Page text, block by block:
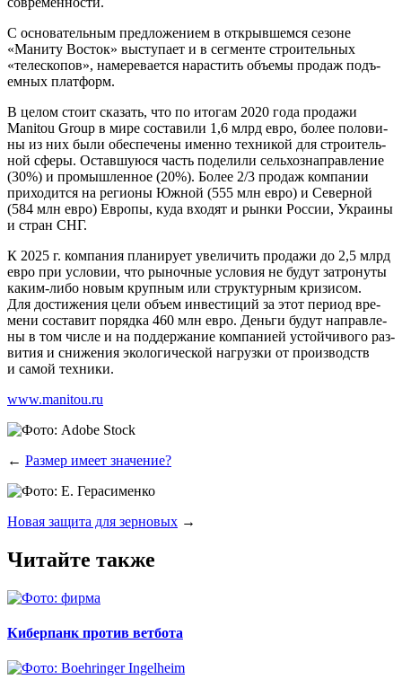
С осно­ва­тель­ным пред­ло­же­ни­ем в открыв­шем­ся сезоне
«Мани­ту Восток» высту­па­ет и в сег­мен­те стро­и­тель­ных
«теле­ско­пов», наме­ре­ва­ет­ся нарас­тить объ­е­мы про­даж подъ­
ем­ных платформ.
В целом сто­ит ска­зать, что по ито­гам 2020 года про­да­жи
Manitou Group в мире соста­ви­ли 1,6 млрд евро, более поло­ви­
ны из них были обес­пе­че­ны имен­но тех­ни­кой для стро­и­тель­
ной сфе­ры. Остав­шу­ю­ся часть поде­ли­ли сель­хоз­на­прав­ле­ние
(30%) и про­мыш­лен­ное (20%). Более 2/3 про­даж ком­па­нии
при­хо­дит­ся на реги­о­ны Южной (555 млн евро) и Север­ной
(584 млн евро) Евро­пы, куда вхо­дят и рын­ки Рос­сии, Укра­и­ны
и стран СНГ.
К 2025 г. ком­па­ния пла­ни­ру­ет уве­ли­чить про­да­жи до 2,5 млрд
евро при усло­вии, что рыноч­ные усло­вия не будут затро­ну­ты
каким-либо новым круп­ным или струк­тур­ным кри­зи­сом.
Для дости­же­ния цели объ­ем инве­сти­ций за этот пери­од вре­
ме­ни соста­вит поряд­ка 460 млн евро. День­ги будут направ­ле­
ны в том чис­ле и на под­дер­жа­ние ком­па­ни­ей устой­чи­во­го раз­
ви­тия и сни­же­ния эко­ло­ги­че­ской нагруз­ки от про­из­водств
и самой техники.
www.manitou.ru
← Размер имеет значение?
Новая защита для зерновых →
Читайте также
Киберпанк против ветбота